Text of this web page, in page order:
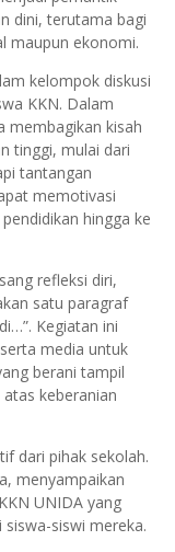
dini, terutama bagi
maupun ekonomi.
kelompok diskusi
KKN. Dalam
membagikan kisah
tinggi, mulai dari
tantangan
memotivasi
hingga ke
refleksi diri,
satu paragraf
Kegiatan ini
media untuk
berani tampil
keberanian
dari pihak sekolah.
menyampaikan
UNIDA yang
siswi mereka.